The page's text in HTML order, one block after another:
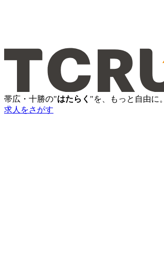
帯広・十勝の"はたらく "を、もっと自由に。
求人をさがす